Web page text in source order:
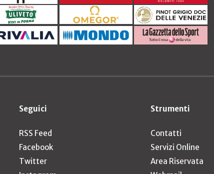
Seguici
RSS Feed
Facebook
Twitter
Strumenti
Contatti
Servizi Online
Area Riservata